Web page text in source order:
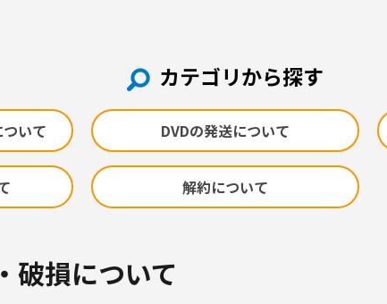
カテゴリから探す
いて DVDの発送について
解約について
破損について